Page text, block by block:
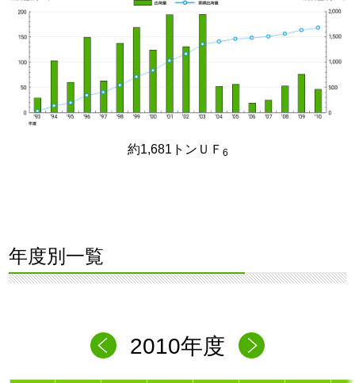
約1,681トンＵＦ 6
年度別一覧
2010年度